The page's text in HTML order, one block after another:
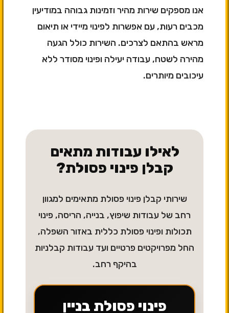
אנו מספקים שירות מהיר וזמינות גבוהה במודיעין
מכבים רעות, עם אפשרות לפינוי מיידי או תיאום
מראש בהתאם לצרכים. השירות כולל הגעה
מהירה לשטח, עבודה יעילה ופינוי מסודר ללא
עיכובים מיותרים.
לאילו עבודות מתאים
קבלן פינוי פסולת?
שירותי קבלן פינוי פסולת מתאימים למגוון
רחב של עבודות שיפוץ, בנייה, הריסה, פינוי
תכולות ופינוי פסולת כללית באזור השפלה,
החל מפרויקטים פרטיים ועד עבודות קבלניות
בהיקף רחב.
פינוי פסולת בניין